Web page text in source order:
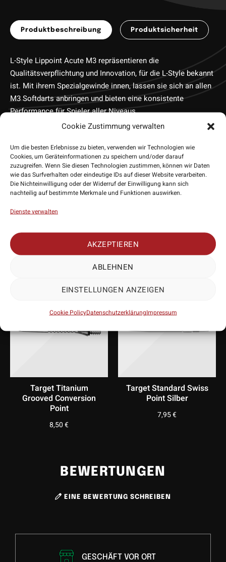
Cookie Zustimmung verwalten
Um die besten Erlebnisse zu bieten, verwenden wir Technologien wie
Cookies, um Geräteinformationen zu speichern und/oder darauf
zuzugreifen. Wenn Sie diesen Technologien zustimmen, können wir Daten
wie das Surfverhalten oder eindeutige IDs auf dieser Website verarbeiten.
Die Nichteinwilligung oder der Widerruf der Einwilligung kann sich
nachteilig auf bestimmte Merkmale und Funktionen auswirken.
Dienste verwalten
AKZEPTIEREN
ABLEHNEN
EINSTELLUNGEN ANZEIGEN
Cookie PolicyDatenschutzerklärungImpressum
Produktbeschreibung Produktsicherheit
L-Style Lippoint Acute M3 repräsentieren die
Qualitätsverpflichtung und Innovation, für die L-Style bekannt
ist. Mit ihrem Spezialgewinde innen, lassen sie sich an allen
M3 Softdarts anbringen und bieten eine konsistente
Performance für Spieler aller Niveaus.
• Hersteller: L-Style
• Gewinde: Innengewinde
• Lieferumfang: 50 Stück
ZUBEHÖR
Target Titanium
Grooved Conversion
Point
8,50€
Target Standard Swiss
Point Silber
7,95€
BEWERTUNGEN
EINE BEWERTUNG SCHREIBEN
GESCHÄFT VOR ORT